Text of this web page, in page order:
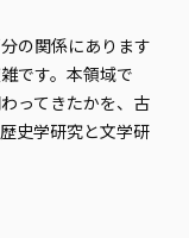
の関係にあります
です。本領域で
ってきたかを、古
史学研究と文学研